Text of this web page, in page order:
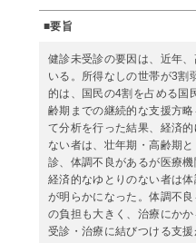
■要旨
健診未受診の要因は、近年
いる。所得なしの世帯が3割
的は、国民の4割を占める国
齢期までの継続的な支援方
て分析を行った結果、経済
ない者は、壮年期・高齢期
診、体調不良があるが医療
経済的なゆとりのない者は
が明らかになった。体調不
の負担も大きく、治療にか
受診・治療に結びつける支